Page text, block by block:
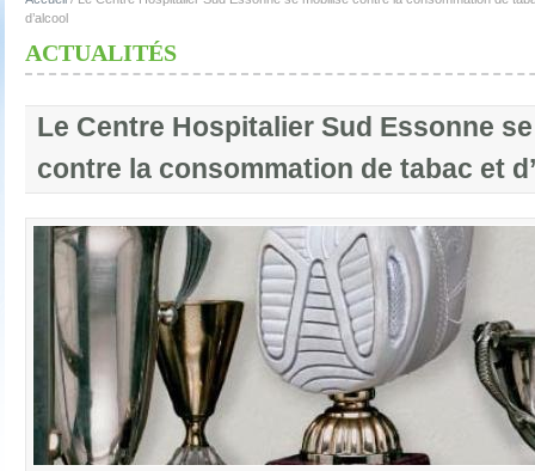
d’alcool
ACTUALITÉS
Le Centre Hospitalier Sud Essonne
contre la consommation de tabac et